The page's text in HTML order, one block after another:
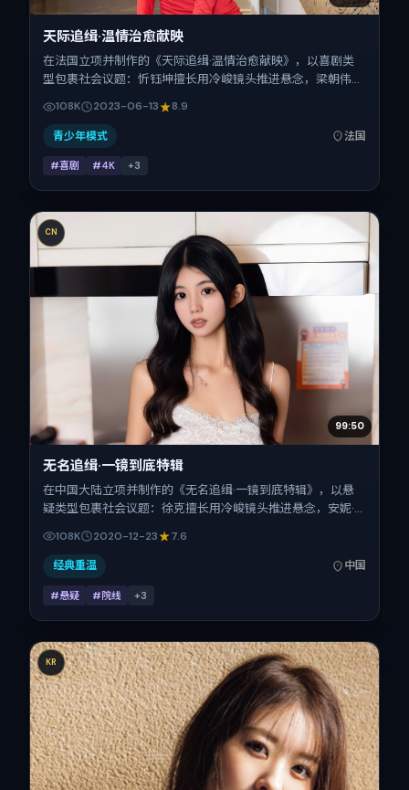
天际追缉·温情治愈献映
在法国立项并制作的《天际追缉·温情治愈献映》，以喜剧类
型包裹社会议题：忻钰坤擅长用冷峻镜头推进悬念，梁朝伟、
2023-06-13；片长169分钟；适合关注现实质感与类型片结
构的观众。
108K 2023-06-13 8.9
青少年模式 法国
#喜剧 #4K +3
CN
99:50
无名追缉·一镜到底特辑
在中国大陆立项并制作的《无名追缉·一镜到底特辑》，以悬
疑类型包裹社会议题：徐克擅长用冷峻镜头推进悬念，安妮·
海瑟薇、雷佳音、胡歌、吴京的对手戏为看点之一。上映时
间：2020-12-23；片长131分钟；适合关注现实质感与类型片
结构的观众。
108K 2020-12-23 7.6
经典重温 中国
#悬疑 #院线 +3
KR